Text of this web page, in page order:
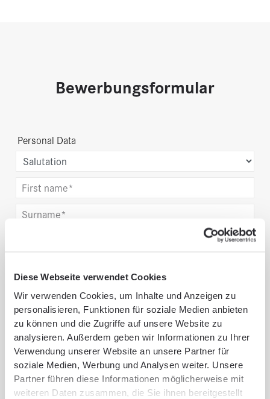
Diese Webseite verwendet Cookies
Wir verwenden Cookies, um Inhalte und Anzeigen zu
personalisieren, Funktionen für soziale Medien anbieten
zu können und die Zugriffe auf unsere Website zu
analysieren. Außerdem geben wir Informationen zu Ihrer
Verwendung unserer Website an unsere Partner für
soziale Medien, Werbung und Analysen weiter. Unsere
Partner führen diese Informationen möglicherweise mit
weiteren Daten zusammen, die Sie ihnen bereitgestellt
Bewerbungsformular
Personal Data
Company
Location